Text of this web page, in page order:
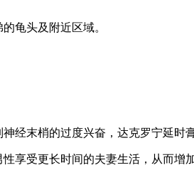
龟头及附近区域。
经末梢的过度兴奋，达克罗宁延时
享受更长时间的夫妻生活，从而增